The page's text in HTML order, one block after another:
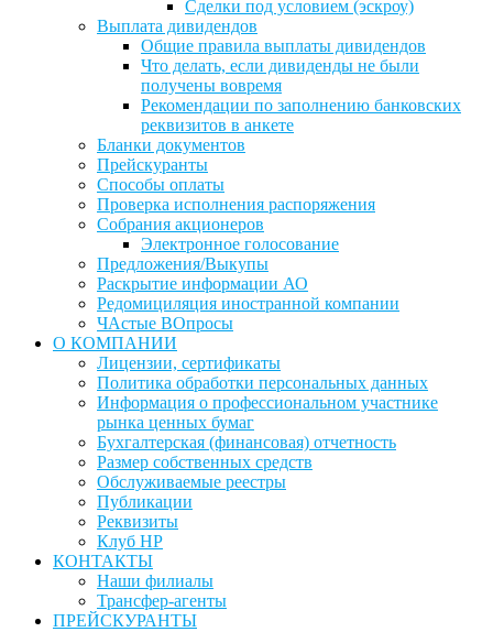
Сделки под условием (эскроу)
Выплата дивидендов
Общие правила выплаты дивидендов
Что делать, если дивиденды не были
получены вовремя
Рекомендации по заполнению банковских
реквизитов в анкете
Бланки документов
Прейскуранты
Способы оплаты
Проверка исполнения распоряжения
Собрания акционеров
Электронное голосование
Предложения/Выкупы
Раскрытие информации АО
Редомициляция иностранной компании
ЧАстые ВОпросы
О КОМПАНИИ
Лицензии, сертификаты
Политика обработки персональных данных
Информация о профессиональном участнике
рынка ценных бумаг
Бухгалтерская (финансовая) отчетность
Размер собственных средств
Обслуживаемые реестры
Публикации
Реквизиты
Клуб НР
КОНТАКТЫ
Наши филиалы
Трансфер-агенты
ПРЕЙСКУРАНТЫ